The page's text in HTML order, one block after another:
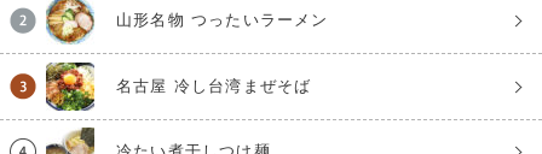
山形名物 つったいラーメン
名古屋 冷し台湾まぜそば